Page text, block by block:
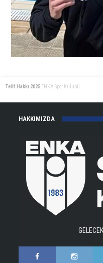
Telif Hakkı 2025 ENKA Spor Kulübü
HAKKIMIZDA